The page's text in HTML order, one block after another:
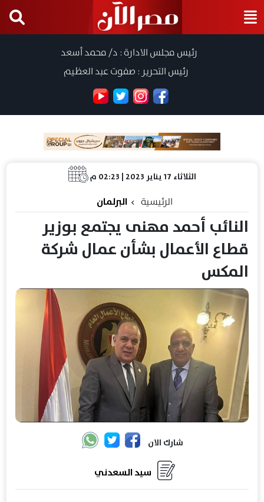
رئيس مجلس الادارة : د/ محمد أسعد
رئيس التحرير : صفوت عبد العظيم
الثلاثاء 17 يناير 2023 | 02:23 م
الرئيسية البرلمان
النائب أحمد مهنى يجتمع بوزير
قطاع الأعمال بشأن عمال شركة
المكس
شارك الان
سيد السعدني